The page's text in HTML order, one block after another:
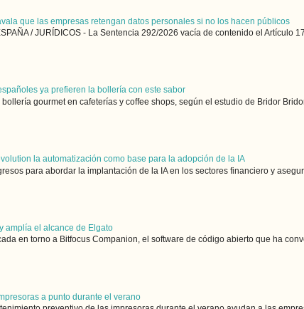
que las empresas retengan datos personales si no los hacen públicos
/ JURÍDICOS - La Sentencia 292/2026 vacía de contenido el Artículo
ya prefieren la bollería con este sabor
gourmet en cafeterías y coffee shops, según el estudio de Bridor Bridor
la automatización como base para la adopción de la IA
para abordar la implantación de la IA en los sectores financiero y
amplía el alcance de Elgato
en torno a Bitfocus Companion, el software de código abierto que ha
a punto durante el verano